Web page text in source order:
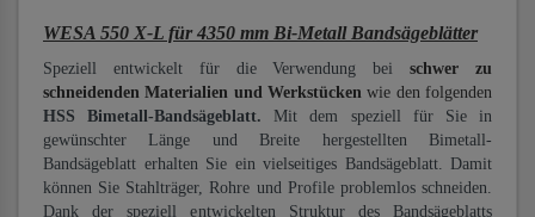
WESA 550 X-L für 4350 mm Bi-Metall Bandsägeblätter
Speziell entwickelt für die Verwendung beischwer zu
schneidenden Materialien und Werkstücken wie den folgenden
HSS Bimetall-Bandsägeblatt. Mit dem speziell für Sie in
gewünschter Länge und Breite hergestellten Bimetall-
Bandsägeblatt erhalten Sie ein vielseitiges Bandsägeblatt. Damit
können Sie Stahlträger, Rohre und Profile problemlos schneiden.
Dank der speziell entwickelten Struktur des Bandsägeblatts